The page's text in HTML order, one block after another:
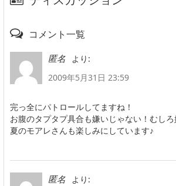
コメント一覧
匿名
より:
2009年5月31日 23:59
完っ全にパトロールしてますね！
お腹のタプタプ具合も嫌いじゃない！むしろ
夏のモアレさんも楽しみにしています♪
匿名
より: